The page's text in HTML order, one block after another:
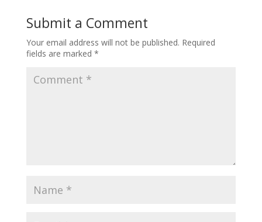
Submit a Comment
Your email address will not be published. Required
fields are marked *